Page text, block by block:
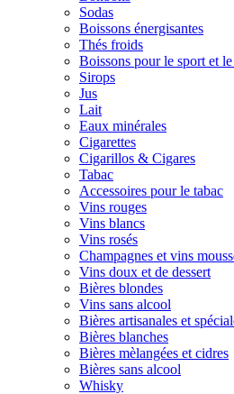
Sodas
Boissons énergisantes
Thés froids
Boissons pour le sport et
Sirops
Jus
Lait
Eaux minérales
Cigarettes
Cigarillos & Cigares
Tabac
Accessoires pour le tabac
Vins rouges
Vins blancs
Vins rosés
Champagnes et vins
Vins doux et de dessert
Bières blondes
Vins sans alcool
Bières artisanales et
Bières blanches
Bières mèlangées et cidres
Bières sans alcool
Whisky